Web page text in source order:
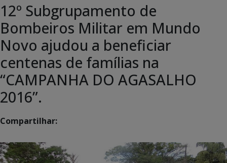
12º Subgrupamento de
Bombeiros Militar em Mundo
Novo ajudou a beneficiar
centenas de famílias na
“CAMPANHA DO AGASALHO
2016”.
Compartilhar: